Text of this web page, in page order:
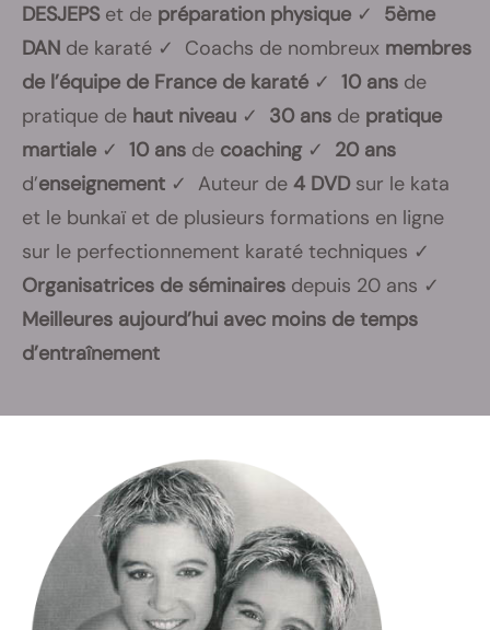
DESJEPSet de préparation physique ✓ 5ème
DAN de karaté ✓ Coachs de nombreux membres
de l’équipe de France de karaté ✓ 10 ans de
pratique de haut niveau ✓ 30 ans de pratique
martiale ✓ 10 ans de coaching✓ 20 ans
d’enseignement ✓ Auteur de 4 DVDsur le kata
et le bunkaï et de plusieurs formations en ligne
sur le perfectionnement karaté techniques ✓
Organisatrices de séminaires depuis 20 ans ✓
Meilleures aujourd’hui avec moins de temps
d’entraînement